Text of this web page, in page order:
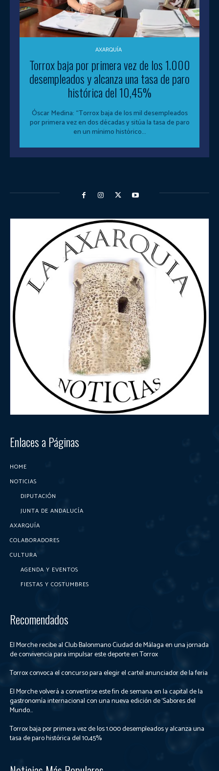
AXARQUÍA
Torrox baja por primera vez de los 1.000
desempleados y alcanza una tasa de paro
histórica del 10,45%
Óscar Medina: “Torrox baja de los mil desempleados
por primera vez en dos décadas y sitúa la tasa de paro
en un mínimo histórico...
Enlaces a Páginas
HOME
NOTICIAS
DIPUTACIÓN
JUNTA DE ANDALUCÍA
AXARQUÍA
COLABORADORES
CULTURA
AGENDA Y EVENTOS
FIESTAS Y COSTUMBRES
Recomendados
El Morche recibe al Club Balonmano Ciudad de Málaga en una jornada
de convivencia para impulsar este deporte en Torrox
Torrox convoca el concurso para elegir el cartel anunciador de la feria
El Morche volverá a convertirse este fin de semana en la capital de la
gastronomía internacional con una nueva edición de ‘Sabores del
Mundo...
Torrox baja por primera vez de los 1.000 desempleados y alcanza una
tasa de paro histórica del 10,45%